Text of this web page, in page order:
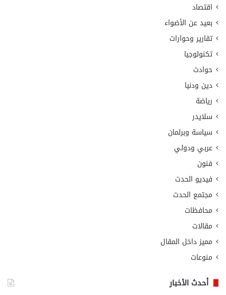
اقتصاد
بعيد عن الأضواء
تقارير وحوارات
تكنولوجيا
حوادث
دين ودنيا
رياضة
سلايدر
سياسة وبرلمان
عربي ودولي
فنون
فيديو الحدث
مجتمع الحدث
محافظات
مقالات
مميز داخل المقال
منوعات
أحدث الأخبار